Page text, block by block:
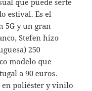
estival. Es el
5G y un gran
Stefen hizo
250
modelo que
a 90 euros.
en poliéster y vinilo